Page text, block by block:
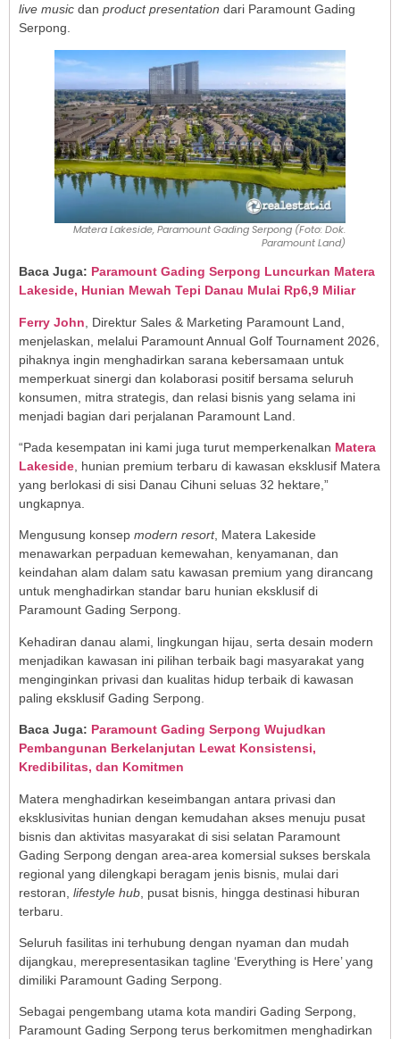
live music dan product presentation dari Paramount Gading
Serpong.
Matera Lakeside, Paramount Gading Serpong (Foto: Dok.
Paramount Land)
Baca Juga: Paramount Gading Serpong Luncurkan Matera
Lakeside, Hunian Mewah Tepi Danau Mulai Rp6,9 Miliar
Ferry John , Direktur Sales & Marketing Paramount Land,
menjelaskan, melalui Paramount Annual Golf Tournament 2026,
pihaknya ingin menghadirkan sarana kebersamaan untuk
memperkuat sinergi dan kolaborasi positif bersama seluruh
konsumen, mitra strategis, dan relasi bisnis yang selama ini
menjadi bagian dari perjalanan Paramount Land.
“Pada kesempatan ini kami juga turut memperkenalkan Matera
Lakeside , hunian premium terbaru di kawasan eksklusif Matera
yang berlokasi di sisi Danau Cihuni seluas 32 hektare,”
ungkapnya.
Mengusung konsep modern resort, Matera Lakeside
menawarkan perpaduan kemewahan, kenyamanan, dan
keindahan alam dalam satu kawasan premium yang dirancang
untuk menghadirkan standar baru hunian eksklusif di
Paramount Gading Serpong.
Kehadiran danau alami, lingkungan hijau, serta desain modern
menjadikan kawasan ini pilihan terbaik bagi masyarakat yang
menginginkan privasi dan kualitas hidup terbaik di kawasan
paling eksklusif Gading Serpong.
Baca Juga: Paramount Gading Serpong Wujudkan
Pembangunan Berkelanjutan Lewat Konsistensi,
Kredibilitas, dan Komitmen
Matera menghadirkan keseimbangan antara privasi dan
eksklusivitas hunian dengan kemudahan akses menuju pusat
bisnis dan aktivitas masyarakat di sisi selatan Paramount
Gading Serpong dengan area-area komersial sukses berskala
regional yang dilengkapi beragam jenis bisnis, mulai dari
restoran, lifestyle hub , pusat bisnis, hingga destinasi hiburan
terbaru.
Seluruh fasilitas ini terhubung dengan nyaman dan mudah
dijangkau, merepresentasikan tagline ‘Everything is Here’ yang
dimiliki Paramount Gading Serpong.
Sebagai pengembang utama kota mandiri Gading Serpong,
Paramount Gading Serpong terus berkomitmen menghadirkan